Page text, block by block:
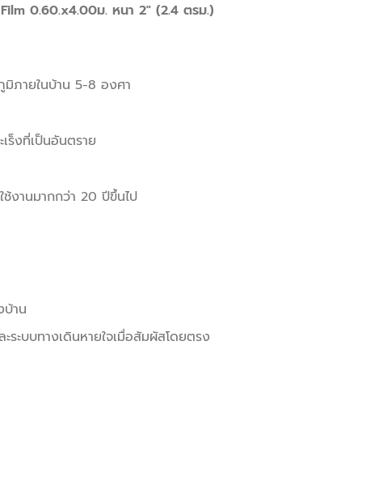
0.60.x4.00ม. หนา 2″ (2.4 ตรม.)
ภายในบ้าน 5-8 องศา
ร็งที่เป็นอันตราย
ช้งานมากกว่า 20 ปีขึ้นไป
บ้าน
ระบบทางเดินหายใจเมื่อสัมผัสโดยตรง